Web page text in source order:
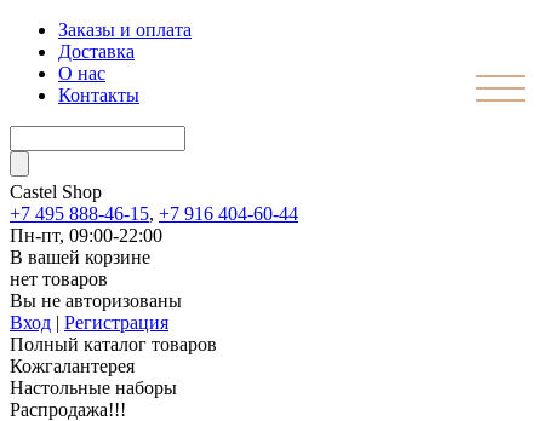
Заказы и оплата
Доставка
О нас
Контакты
Castel Shop
+7 495 888-46-15, +7 916 404-60-44
Пн-пт, 09:00-22:00
В вашей корзине
нет товаров
Вы не авторизованы
Вход | Регистрация
Полный каталог товаров
Кожгалантерея
Настольные наборы
Распродажа!!!